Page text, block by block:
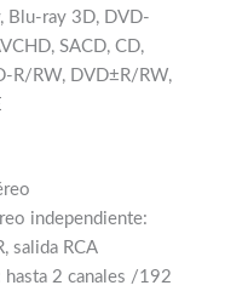
Blu-ray 3D, DVD-
SACD, CD,
R/RW, DVD±R/RW,
independiente:
salida RCA
2 canales /192